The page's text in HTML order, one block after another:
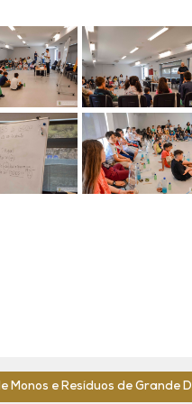
Resíduos de Grande Dimensão